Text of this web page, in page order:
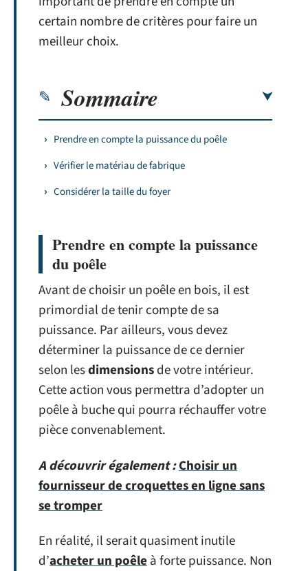
certain nombre de critères pour faire un
meilleur choix.
Sommaire
Prendre en compte la puissance du poêle
Vérifier le matériau de fabrique
Considérer la taille du foyer
Prendre en compte la puissance
du poêle
Avant de choisir un poêle en bois, il est
primordial de tenir compte de sa
puissance. Par ailleurs, vous devez
déterminer la puissance de ce dernier
selon lesdimensionsde votre intérieur.
Cette action vous permettra d’adopter un
poêle à buche qui pourra réchauffer votre
pièce convenablement.
A découvrir également :Choisir un
fournisseur de croquettes en ligne sans
se tromper
En réalité, il serait quasiment inutile
d’acheter un poêleà forte puissance. Non